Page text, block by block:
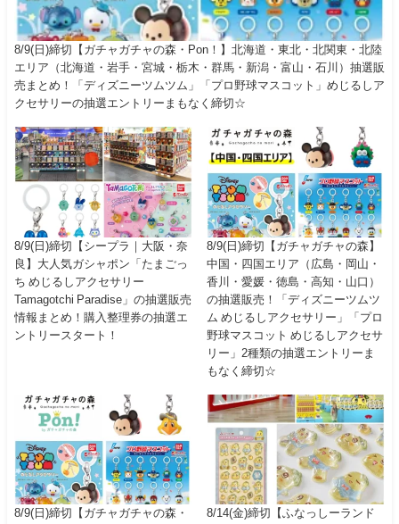
8/9(日)締切【ガチャガチャの森・Pon！】北海道・東北・北関東・北陸
エリア（北海道・岩手・宮城・栃木・群馬・新潟・富山・石川）抽選販
売まとめ！「ディズニーツムツム」「プロ野球マスコット」めじるしア
クセサリーの抽選エントリーまもなく締切☆
8/9(日)締切【シープラ｜大阪・奈
良】大人気ガシャポン「たまごっ
ち めじるしアクセサリー
Tamagotchi Paradise」の抽選販売
情報まとめ！購入整理券の抽選エ
ントリースタート！
8/9(日)締切【ガチャガチャの森】
中国・四国エリア（広島・岡山・
香川・愛媛・徳島・高知・山口）
の抽選販売！「ディズニーツムツ
ム めじるしアクセサリー」「プロ
野球マスコット めじるしアクセサ
リー」2種類の抽選エントリーま
もなく締切☆
8/9(日)締切【ガチャガチャの森・
8/14(金)締切【ふなっしーランド